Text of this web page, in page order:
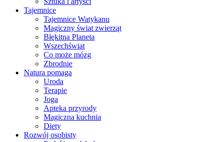
Tajemnice
Tajemnice Watykanu
Magiczny świat zwierząt
Błękitna Planeta
Wszechświat
Co może mózg
Zbrodnie
Natura pomaga
Uroda
Terapie
Joga
Apteka przyrody
Magiczna kuchnia
Diety
Rozwój osobisty